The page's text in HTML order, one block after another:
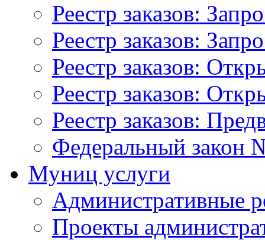
Реестр заказов:
Реестр заказов:
Реестр заказов:
Реестр заказов:
Реестр заказов:
Федеральный закон
Муниц услуги
Административные
Проекты